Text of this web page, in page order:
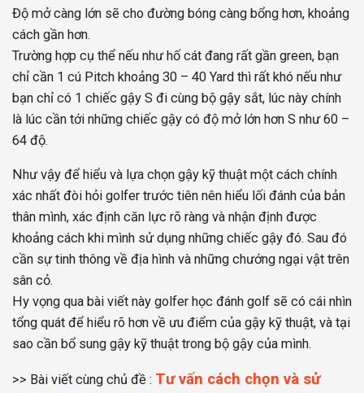
Độ mở càng lớn sẽ cho đường bóng càng bổng hơn, khoảng
cách gần hơn.
Trường hợp cụ thể nếu như hố cát đang rất gần green, bạn
chỉ cần 1 cú Pitch khoảng 30 – 40 Yard thì rất khó nếu như
bạn chỉ có 1 chiếc gậy S đi cùng bộ gậy sắt, lúc này chính
là lúc cần tới những chiếc gậy có độ mở lớn hơn S như 60 –
64 độ.
Như vậy để hiểu và lựa chọn gậy kỹ thuật một cách chính
xác nhất đòi hỏi golfer trước tiên nên hiểu lối đánh của bản
thân mình, xác định căn lực rõ ràng và nhận định được
khoảng cách khi mình sử dụng những chiếc gậy đó. Sau đó
cần sự tinh thông về địa hình và những chướng ngại vật trên
sân cỏ.
Hy vọng qua bài viết này golfer học đánh golf sẽ có cái nhìn
tổng quát để hiểu rõ hơn về ưu điểm của gậy kỹ thuật, và tại
sao cần bổ sung gậy kỹ thuật trong bộ gậy của mình.
>> Bài viết cùng chủ đề : Tư vấn cách chọn và sử